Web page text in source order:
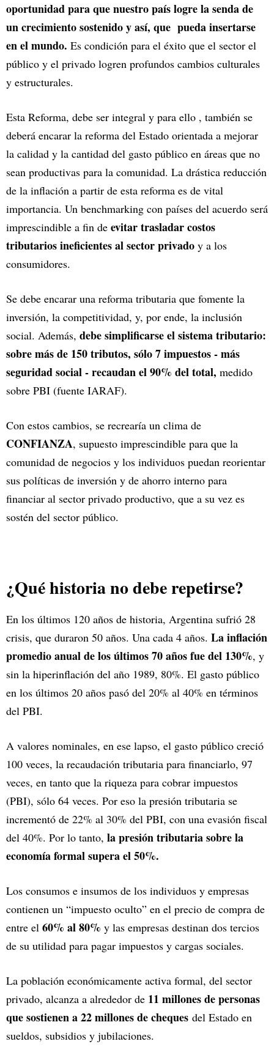
oportunidad para que nuestro país logre la senda de
un crecimiento sostenido y así, que pueda insertarse
en el mundo. Es condición para el éxito que el sector el
público y el privado logren profundos cambios culturales
y estructurales.
Esta Reforma, debe ser integral y para ello , también se
deberá encarar la reforma del Estado orientada a mejorar
la calidad y la cantidad del gasto público en áreas que no
sean productivas para la comunidad. La drástica reducción
de la inflación a partir de esta reforma es de vital
importancia. Un benchmarking con países del acuerdo será
imprescindible a fin de evitar trasladar costos
tributarios ineficientes al sector privado y a los
consumidores.
Se debe encarar una reforma tributaria que fomente la
inversión, la competitividad, y, por ende, la inclusión
social. Además, debe simplificarse el sistema tributario:
sobre más de 150 tributos, sólo 7 impuestos - más
seguridad social - recaudan el 90% del total, medido
sobre PBI (fuente IARAF).
Con estos cambios, se recrearía un clima de
CONFIANZA, supuesto imprescindible para que la
comunidad de negocios y los individuos puedan reorientar
sus políticas de inversión y de ahorro interno para
financiar al sector privado productivo, que a su vez es
sostén del sector público.
¿Qué historia no debe repetirse?
En los últimos 120 años de historia, Argentina sufrió 28
crisis, que duraron 50 años. Una cada 4 años. La inflación
promedio anual de los últimos 70 años fue del 130%, y
sin la hiperinflación del año 1989, 80%. El gasto público
en los últimos 20 años pasó del 20% al 40% en términos
del PBI.
A valores nominales, en ese lapso, el gasto público creció
100 veces, la recaudación tributaria para financiarlo, 97
veces, en tanto que la riqueza para cobrar impuestos
(PBI), sólo 64 veces. Por eso la presión tributaria se
incrementó de 22% al 30% del PBI, con una evasión fiscal
del 40%. Por lo tanto, la presión tributaria sobre la
economía formal supera el 50%.
Los consumos e insumos de los individuos y empresas
contienen un “impuesto oculto” en el precio de compra de
entre el 60% al 80% y las empresas destinan dos tercios
de su utilidad para pagar impuestos y cargas sociales.
La población económicamente activa formal, del sector
privado, alcanza a alrededor de 11 millones de personas
que sostienen a 22 millones de cheques del Estado en
sueldos, subsidios y jubilaciones.